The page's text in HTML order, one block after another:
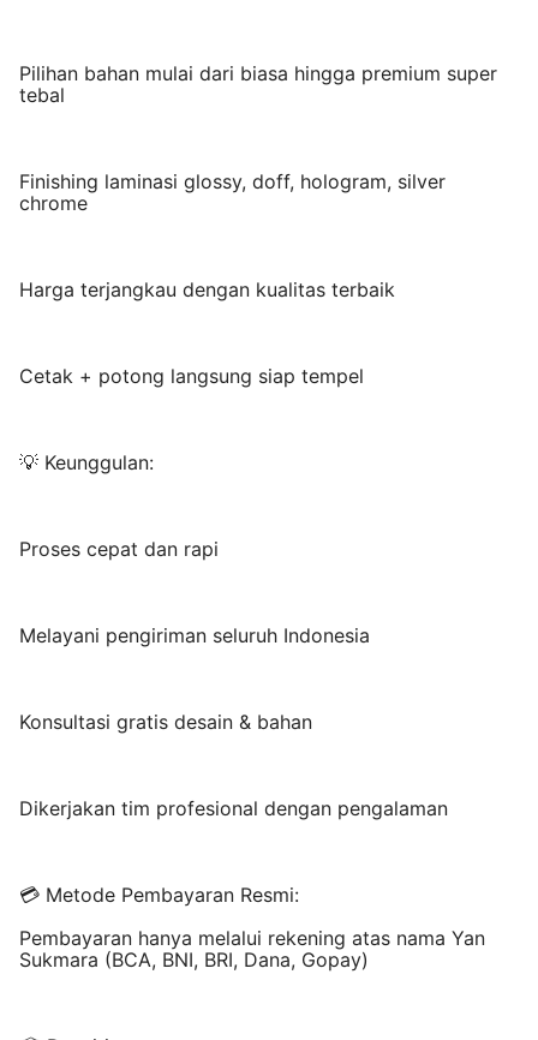
Pilihan bahan mulai dari biasa hingga premium super
tebal
Finishing laminasi glossy, doff, hologram, silver
chrome
Harga terjangkau dengan kualitas terbaik
Cetak + potong langsung siap tempel
💡 Keunggulan:
Proses cepat dan rapi
Melayani pengiriman seluruh Indonesia
Konsultasi gratis desain & bahan
Dikerjakan tim profesional dengan pengalaman
💳 Metode Pembayaran Resmi:
Pembayaran hanya melalui rekening atas nama Yan
Sukmara (BCA, BNI, BRI, Dana, Gopay)